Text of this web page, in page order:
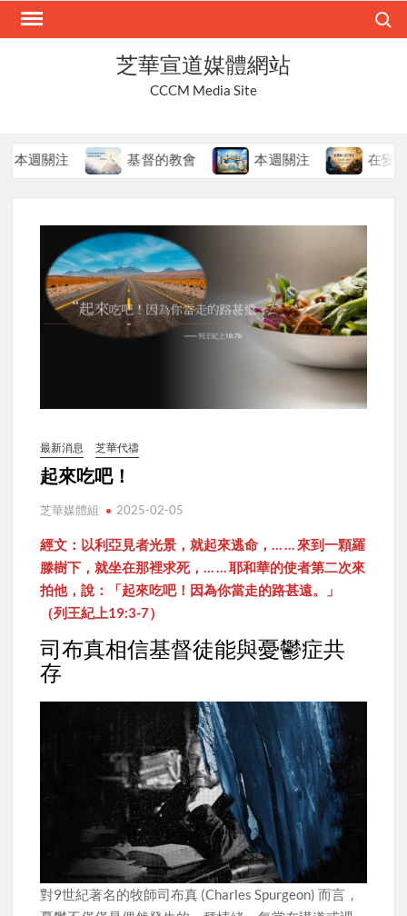
Skip
芝華宣道媒體網站
CCCM Media Site
注 基督的教會 本週關注 在變局中持
最新消息 芝華代禱
起來吃吧！
芝華媒體組 2025-02-05
經文：以利亞見者光景，就起來逃命，… … 來到一顆羅
滕樹下，就坐在那裡求死，… … 耶和華的使者第二次來
拍他，說：「起來吃吧！因為你當走的路甚遠。」
（列王紀上19:3-7）
司布真相信基督徒能與憂鬱症共
存
對9世紀著名的牧師司布真 (Charles Spurgeon) 而言，